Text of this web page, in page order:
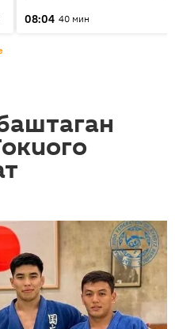
08:04 40 мин